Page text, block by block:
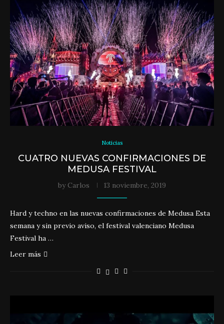
Noticias
CUATRO NUEVAS CONFIRMACIONES DE
MEDUSA FESTIVAL
by Carlos 13 noviembre, 2019
Hard y techno en las nuevas confirmaciones de Medusa Esta
semana y sin previo aviso, el festival valenciano Medusa
Festival ha …
Leer más